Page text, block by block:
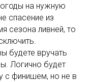
на нужную
спасение из
сезона ливней, то
будете вручать
Логично будет
с финишем, но не в